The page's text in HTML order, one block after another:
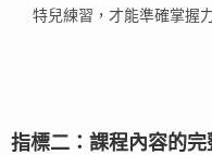
特兒練習，才能準確掌握
指標二：課程內容的